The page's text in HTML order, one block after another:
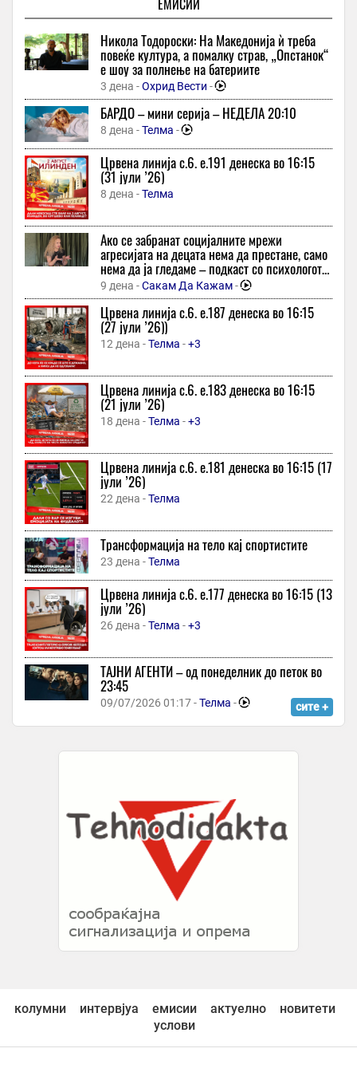
Македонецот кој со тешка повреда беше транспортиран од
Турција дише самостојно и ги движи рацете
46 минути -Локално- +1
„Ертрактори“ го гаснат пожарот кај Сопиште
360 Степени-+1-
Неочекуван проблем: Барселона го одложи трансферот на
Жоао Кансело
1 час -Спорт Манија
ОСЛАБЕЛ 91 КИЛОГРАМ! Целиот свет остана без зборови по
објавувањето на графиите од ЛЕГЕНДАРНИОТ АКТЕР
1 час -Во Центар-
Стотици луѓе се собраа пред катедрала затоа што мислеа
дека Роналдо се жени, неговата сестра се огласи
1 час -Макфакс-+1-
Европа пред радикален потег: Дали се подготвува општа
забрана за социјалните медиуми за деца?
1 час -Инфо +1
Еверест крие ужасна тајна веќе 30 години: Сега започнува
акцијата, се бара специјализиран тим
1 час -Пулс 24-+1
„И ВО ЖИВО И НА УМРЕНИЦА СУМ ПОУБАВ ОД ВАС“-
Стоилковиќ жестоко одговори на „умреницата“ што ја објави
СДСМ
1 час -Вечер
Ништо од Автокоманда: Утрешниот меч Скопје – Струга ТЛ се
игра на ФФМ од 17 часот!
1 час -Sport Media
Шестмина тешко повредени во судир на два воза во хрватска
1 час -Сакам Да Кажам
Промовиран првиот графички роман – стрип од Бобан Пешов
1 час -Курир
Waze добива големо AI ажурирање: Апликацијата сега учи
како да возите
1 час -USB-
Повеќето земји од групата Г7 трошат повеќе за отплата на
долговите отколку за одбрана
Република
1 час -Top Sport-+2
Ракочевиќ и Вељко градат базен на Авала
Еспресо
Аргентинскиот репрезентативец Медина потпиша договор со
Винисиус Жуниор е клучен играч во проектот на Мурињо
Слободен Печат
Арсенал и Манчестер јунајтед во „лов“ на напаѓачот на Интер
Механичар откри половен автомобил што според него е
подобар од многу нови модели: „Да можам, веднаш би го
ЕМИСИИ
Никола Тодороски: На Македонија ѝ треба
повеќе култура, а помалку страв, „Опстанок“
е шоу за полнење на батериите
3 дена -Охрид Вести -
БАРДО – мини серија – НЕДЕЛА 20:10
8 дена -Телма -
Црвена линија с.6. e.191 денеска во 16:15
(31 јули ’26)
8 дена -Телма
Ако се забранат социјалните мрежи
агресијата на децата нема да престане, само
нема да ја гледаме – подкаст со психологот
емилија бошкова
9 дена -Сакам Да Кажам-
Црвена линија с.6. e.187 денеска во 16:15
(27 јули ’26))
12 дена -Телма -+3
Црвена линија с.6. e.183 денеска во 16:15
(21 јули ’26)
18 дена -Телма -+3
Црвена линија с.6. e.181 денеска во 16:15 (17
јули ’26)
22 дена -Телма
Трансформација на тело кај спортистите
23 дена -Телма
Црвена линија с.6. e.177 денеска во 16:15 (13
јули ’26)
26 дена -Телма -+3
ТАJНИ АГЕНТИ – од понеделник до петок во
23:45
09/07/2026 01:17 -Телма - сите +
колумни интервјуа емисии актуелно
новитети
услови